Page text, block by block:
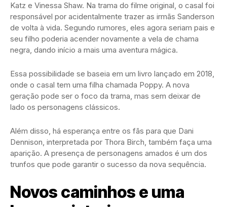
Katz e Vinessa Shaw. Na trama do filme original, o casal foi
responsável por acidentalmente trazer as irmãs Sanderson
de volta à vida. Segundo rumores, eles agora seriam pais e
seu filho poderia acender novamente a vela de chama
negra, dando início a mais uma aventura mágica.
Essa possibilidade se baseia em um livro lançado em 2018,
onde o casal tem uma filha chamada Poppy. A nova
geração pode ser o foco da trama, mas sem deixar de
lado os personagens clássicos.
Além disso, há esperança entre os fãs para que Dani
Dennison, interpretada por Thora Birch, também faça uma
aparição. A presença de personagens amados é um dos
trunfos que pode garantir o sucesso da nova sequência.
Novos caminhos e uma